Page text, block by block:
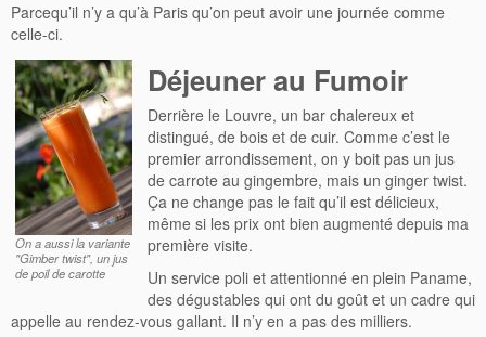
Parcequ’il n’y a qu’à Paris qu’on peut avoir une journée comme
celle-ci.
Déjeuner au Fumoir
On a aussi la variante
"Gimber twist", un jus
de poil de carotte
Derrière le Louvre, un bar chalereux et
distingué, de bois et de cuir. Comme c’est le
premier arrondissement, on y boit pas un jus
de carrote au gingembre, mais un ginger twist.
Ça ne change pas le fait qu’il est délicieux,
même si les prix ont bien augmenté depuis ma
première visite.
Un service poli et attentionné en plein Paname,
des dégustables qui ont du goût et un cadre qui
appelle au rendez-vous gallant. Il n’y en a pas des milliers.